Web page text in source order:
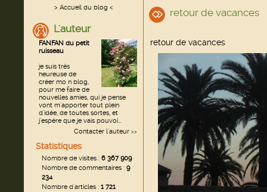
> Accueil du blog <
L'auteur
FANFAN du petit
ruisseau
je suis très
heureuse de
créer mo n blog,
pour me faire de
nouvelles amies, qui je pense
vont m'apporter tout plein
d'idée, de toutes sortes, et
j'espère que je vais pouvoi...
Contacter l'auteur >>
Statistiques
Nombre de visites : 6 367 909
Nombre de commentaires : 9
234
Nombre d'articles : 1 721
retour de vacances
retour de vacances